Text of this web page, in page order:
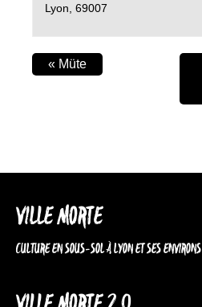
Lyon 69007
« Müte
VILLE MORTE
CULTURE EN SOUS-SOL À LYON ET SES ENVIRONS